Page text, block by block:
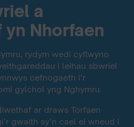
a
Nhorfaen
rydym wedi cyflwyno
i leihau sbwriel
cefnogaeth i’r
gylchol yng Nghymru.
ar draws Torfaen
gwaith sy’n cael ei wneud i